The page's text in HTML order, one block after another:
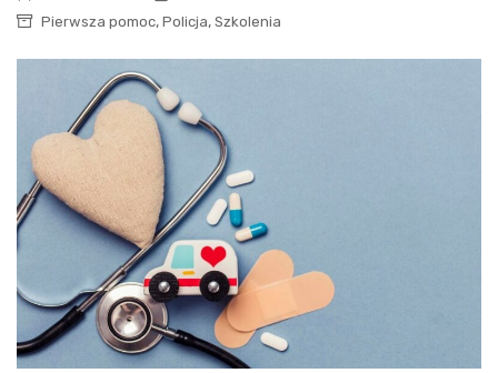
Pierwsza pomoc, Policja, Szkolenia